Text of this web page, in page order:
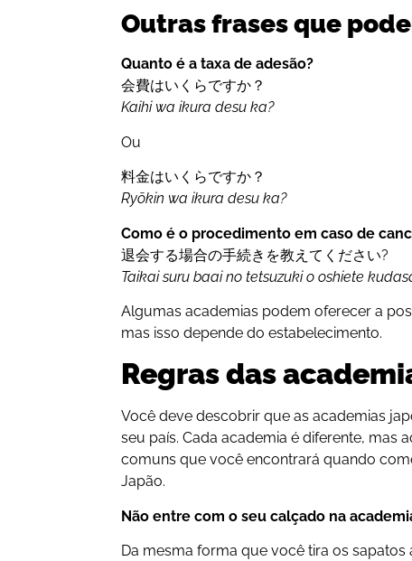
Outras frases que
Quanto é a taxa de adesão?
会費はいくらですか？
Kaihi wa ikura desu ka?
Ou
料金はいくらですか？
Ryōkin wa ikura desu ka?
Como é o procedimento em caso de
退会する場合の手続きを教えてください?
Taikai suru baai no tetsuzuki o oshiete
Algumas academias podem oferecer a
mas isso depende do estabelecimento.
Regras das
Você deve descobrir que as academias
seu país. Cada academia é diferente, mas
comuns que você encontrará quando
Japão.
Não entre com o seu calçado na
Da mesma forma que você tira os